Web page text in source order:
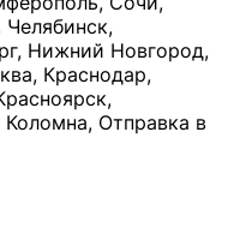
Нижний Новгород,
Краснодар,
Отправка в